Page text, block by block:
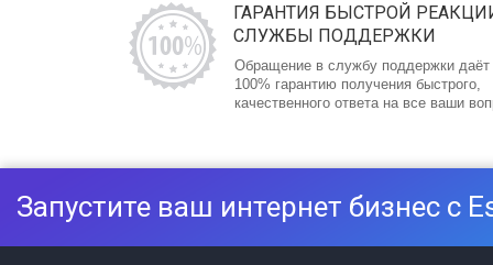
ГАРАНТИЯ БЫСТРОЙ
СЛУЖБЫ ПОДДЕРЖКИ
Обращение в службу поддержки
100% гарантию получения быстрого,
качественного ответа на все ваши
Запустите ваш интернет бизнес с